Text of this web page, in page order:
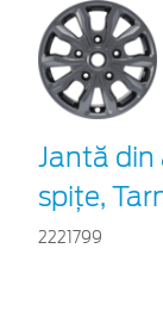
Jantă din
spițe,
2221799